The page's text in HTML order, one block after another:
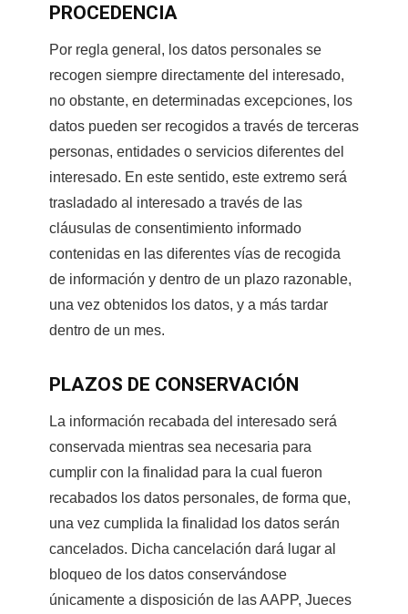
PROCEDENCIA
Por regla general, los datos personales se
recogen siempre directamente del interesado,
no obstante, en determinadas excepciones, los
datos pueden ser recogidos a través de terceras
personas, entidades o servicios diferentes del
interesado. En este sentido, este extremo será
trasladado al interesado a través de las
cláusulas de consentimiento informado
contenidas en las diferentes vías de recogida
de información y dentro de un plazo razonable,
una vez obtenidos los datos, y a más tardar
dentro de un mes.
PLAZOS DE CONSERVACIÓN
La información recabada del interesado será
conservada mientras sea necesaria para
cumplir con la finalidad para la cual fueron
recabados los datos personales, de forma que,
una vez cumplida la finalidad los datos serán
cancelados. Dicha cancelación dará lugar al
bloqueo de los datos conservándose
únicamente a disposición de las AAPP, Jueces